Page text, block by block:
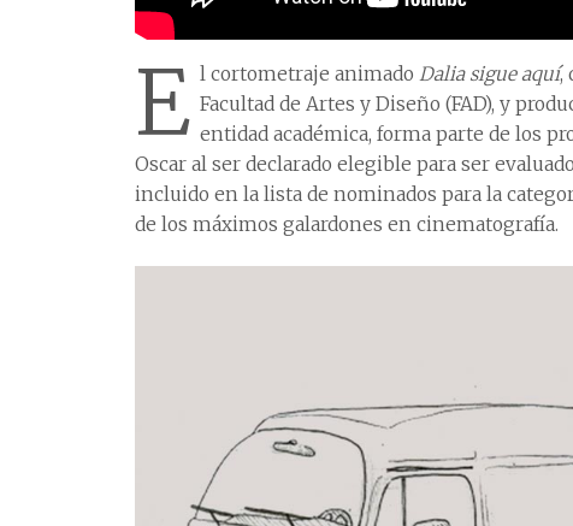
E l cortometraje animado Dalia sigue aquí,
Facultad de Artes y Diseño (FAD), y
entidad académica, forma parte de los
Oscar al ser declarado elegible para ser
incluido en la lista de nominados para la
de los máximos galardones en cinematografía.